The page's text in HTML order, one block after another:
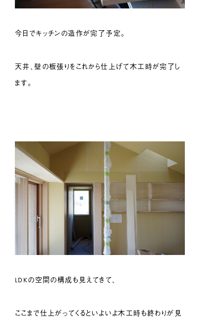
今日でキッチンの造作が完了予定。
天井、壁の板張りをこれから仕上げて木工時が完了し
ます。
LDKの空間の構成も見えてきて、
ここまで仕上がってくるといよいよ木工時も終わりが見